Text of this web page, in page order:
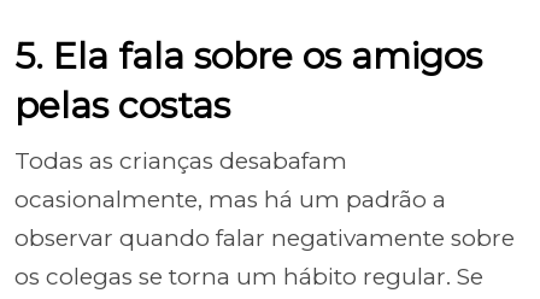
5. Ela fala sobre os amigos
pelas costas
Todas as crianças desabafam
ocasionalmente, mas há um padrão a
observar quando falar negativamente sobre
os colegas se torna um hábito regular. Se